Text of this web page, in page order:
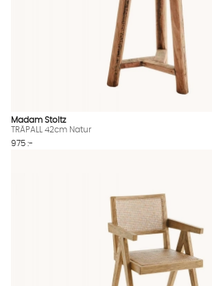
Madam Stoltz
TRÄPALL 42cm Natur
975 :-